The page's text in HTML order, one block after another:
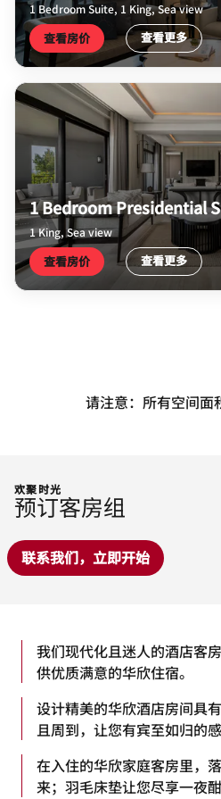
1 Bedroom Suite, 1 King, Sea view
查看房价 查看更多
1 Bedroom Presidential
1 King, Sea view
查看房价 查看更多
请注意：所有空间面
欢聚时光
预订客房组
联系我们，立即开始
我们现代化且迷人的酒店客
供优质满意的华欣住宿。
设计精美的华欣酒店房间具
且周到，让您有宾至如归的感
在入住的华欣家庭客房里，
来；羽毛床垫让您尽享一夜酣